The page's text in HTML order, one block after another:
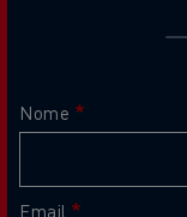
Nome
Email